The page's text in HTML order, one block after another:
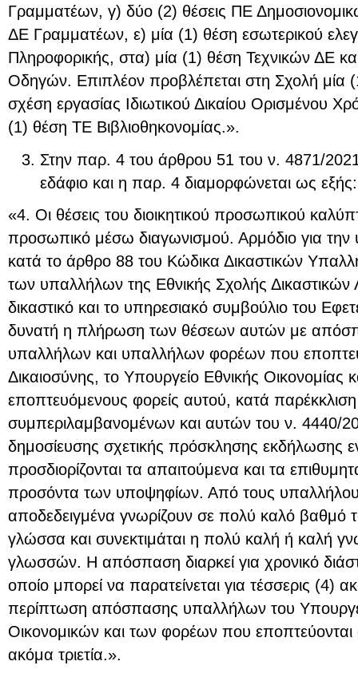
Γραμματέων, γ) δύο (2) θέσεις ΠΕ
ΔΕ Γραμματέων, ε) μία (1) θέση εσωτερικού
Πληροφορικής, στα) μία (1) θέση Τεχνικών ΔΕ
Οδηγών. Επιπλέον προβλέπεται στη Σχολή μία
σχέση εργασίας Ιδιωτικού Δικαίου Ορισμένου
(1) θέση ΤΕ Βιβλιοθηκονομίας.».
Στην παρ. 4 του άρθρου 51 του ν. 4871/
εδάφιο και η παρ. 4 διαμορφώνεται ως εξής:
«4. Οι θέσεις του διοικητικού προσωπικού
προσωπικό μέσω διαγωνισμού. Αρμόδιο για την
κατά το άρθρο 88 του Κώδικα Δικαστικών
των υπαλλήλων της Εθνικής Σχολής Δικαστικών
δικαστικό και το υπηρεσιακό συμβούλιο του
δυνατή η πλήρωση των θέσεων αυτών με
υπαλλήλων και υπαλλήλων φορέων που
Δικαιοσύνης, το Υπουργείο Εθνικής Οικονομίας
εποπτευόμενους φορείς αυτού, κατά
συμπεριλαμβανομένων και αυτών του ν. 4440/
δημοσίευσης σχετικής πρόσκλησης εκδήλωσης
προσδιορίζονται τα απαιτούμενα και τα
προσόντα των υποψηφίων. Από τους
αποδεδειγμένα γνωρίζουν σε πολύ καλό βαθμό
γλώσσα και συνεκτιμάται η πολύ καλή ή καλή
γλωσσών. Η απόσπαση διαρκεί για χρονικό
οποίο μπορεί να παρατείνεται για τέσσερις (4)
περίπτωση απόσπασης υπαλλήλων του
Οικονομικών και των φορέων που
ακόμα τριετία.».